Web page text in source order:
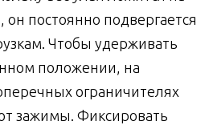
он постоянно подвергается
Чтобы удерживать
положении, на
ограничителях
зажимы. Фиксировать